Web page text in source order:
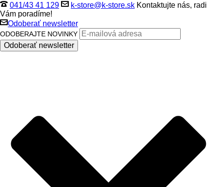
041/43 41 129 k-store@k-store.sk Kontaktujte nás, radi
Vám poradíme!
Odoberať newsletter
ODOBERAJTE NOVINKY